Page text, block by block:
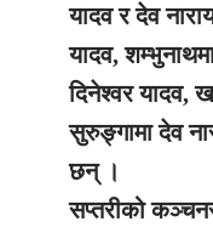
यादव र देव
यादव,
दिनेश्वर यादव,
सुरुङ्गामा देव
छन् ।
सप्तरीको